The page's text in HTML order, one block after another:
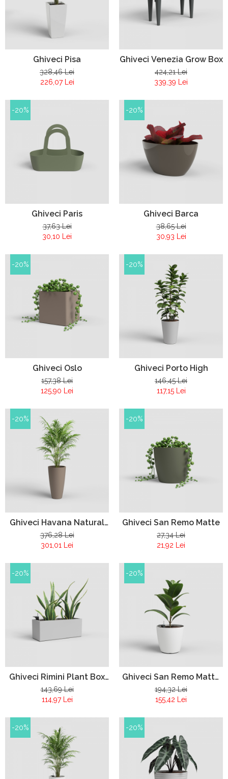
Ghiveci Pisa
328,46 Lei
226,07 Lei
Ghiveci Venezia Grow Box
424,21 Lei
339,39 Lei
-20%
Ghiveci Paris
37,63 Lei
30,10 Lei
-20%
Ghiveci Barca
38,65 Lei
30,93 Lei
-20%
Ghiveci Oslo
157,38 Lei
125,90 Lei
-20%
Ghiveci Porto High
146,45 Lei
117,15 Lei
-20%
Ghiveci Havana Natural
High
376,28 Lei
301,01 Lei
-20%
Ghiveci San Remo Matte
27,34 Lei
21,92 Lei
-20%
Ghiveci Rimini Plant Box
Sistem auto-irigare
143,69 Lei
114,97 Lei
-20%
Ghiveci San Remo Matte
Sistem auto-irigare
194,32 Lei
155,42 Lei
-20% -20%